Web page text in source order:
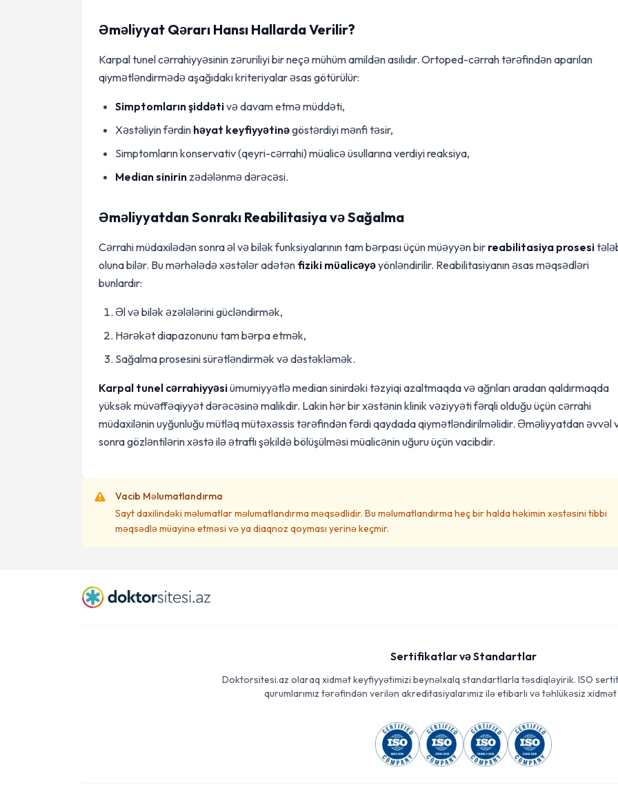
Əməliyyat Qərarı Hansı Hallarda Verilir?
Karpal tunel cərrahiyyəsinin zəruriliyi bir neçə mühüm amildən asılıdır. Ortoped-cərrah tərəfindən aparılan
qiymətləndirmədə aşağıdakı kriteriyalar əsas götürülür:
Simptomların şiddətivə davam etmə müddəti,
Xəstəliyin fərdin həyat keyfiyyətinəgöstərdiyi mənfi təsir,
Simptomların konservativ (qeyri-cərrahi) müalicə üsullarına verdiyi reaksiya,
Median sinirin zədələnmə dərəcəsi.
Əməliyyatdan Sonrakı Reabilitasiya və Sağalma
Cərrahi müdaxilədən sonra əl və bilək funksiyalarının tam bərpası üçün müəyyən bir reabilitasiya prosesi
oluna bilər. Bu mərhələdə xəstələr adətən fiziki müalicəyəyönləndirilir. Reabilitasiyanın əsas məqsədləri
bunlardır:
Əl və bilək əzələlərini gücləndirmək,
Hərəkət diapazonunu tam bərpa etmək,
Sağalma prosesini sürətləndirmək və dəstəkləmək.
Karpal tunel cərrahiyyəsiümumiyyətlə median sinirdəki təzyiqi azaltmaqda və ağrıları aradan qaldırmaqda
yüksək müvəffəqiyyət dərəcəsinə malikdir. Lakin hər bir xəstənin klinik vəziyyəti fərqli olduğu üçün cərrahi
müdaxilənin uyğunluğu mütləq mütəxəssis tərəfindən fərdi qaydada qiymətləndirilməlidir. Əməliyyatdan əvvəl
sonra gözləntilərin xəstə ilə ətraflı şəkildə bölüşülməsi müalicənin uğuru üçün vacibdir.
Vacib Məlumatlandırma
Sayt daxilindəki məlumatlar məlumatlandırma məqsədlidir. Bu məlumatlandırma heç bir halda həkimin xəstəsini tibbi
məqsədlə müayinə etməsi və ya diaqnoz qoyması yerinə keçmir.
Sertifikatlar və Standartlar
Doktorsitesi.az olaraq xidmət keyfiyyətimizi beynəlxalq standartlarla təsdiqləyirik. ISO
qurumlarımız tərəfindən verilən akreditasiyalarımız ilə etibarlı və təhlükəsiz